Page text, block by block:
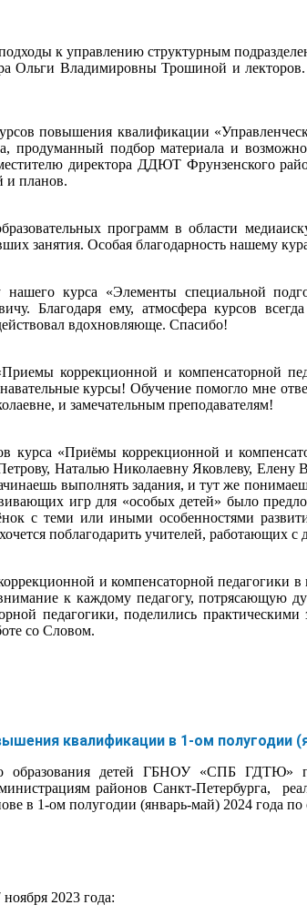
к управлению структурным
Ольги Владимировны Трошиной и
повышения квалификации
продуманный подбор материала и
директора ДДЮТ Фрунзенского
и планов.
программ в области
занятия. Особая благодарность нашему
курса «Элементы специальной
Благодаря ему, атмосфера курсов
вдохновляюще. Спасибо!
коррекционной и компенсаторной
курсы! Обучение помогло мне
и замечательным преподавателям!
курса «Приёмы коррекционной и
Наталью Николаевну Яковлеву, Елену
выполнять задания, и тут же
игр для «особых детей» было
с теми или иными особенностями
поблагодарить учителей, работающих
и компенсаторной педагогики
к каждому педагогу, потрясающую
педагогики, поделились
со Словом.
квалификации в 1-ом полугодии
образования детей ГБНОУ «СПБ ГДТЮ»
районов Санкт-Петербурга,
в 1-ом полугодии (январь-май) 2024 года
2023 года: